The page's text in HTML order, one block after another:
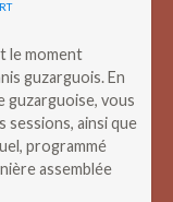
le moment
guzarguois. En
guzarguoise, vous
sessions, ainsi que
programmé
assemblée